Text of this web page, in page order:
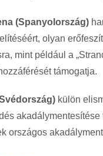
(Spanyolország)
olyan
mint például a
támogatja.
külön
országos